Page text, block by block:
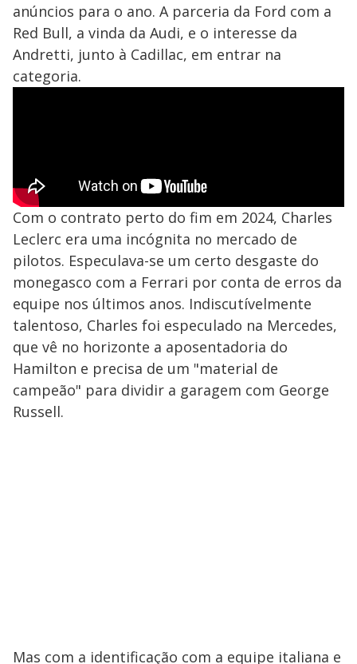
anúncios para o ano. A parceria da Ford com a
Red Bull, a vinda da Audi, e o interesse da
Andretti, junto à Cadillac, em entrar na
categoria.
Com o contrato perto do fim em 2024, Charles
Leclerc era uma incógnita no mercado de
pilotos. Especulava-se um certo desgaste do
monegasco com a Ferrari por conta de erros da
equipe nos últimos anos. Indiscutívelmente
talentoso, Charles foi especulado na Mercedes,
que vê no horizonte a aposentadoria do
Hamilton e precisa de um "material de
campeão" para dividir a garagem com George
Russell.
Mas com a identificação com a equipe italiana e